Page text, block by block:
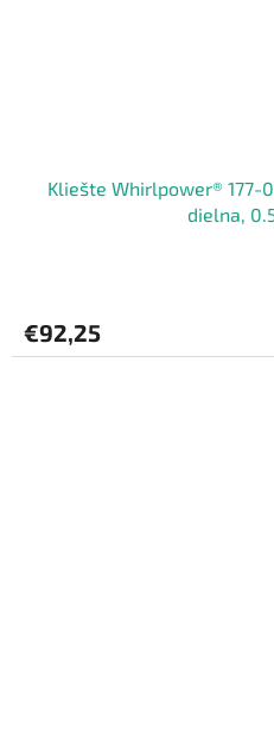
Kliešte Whirlpower® 177-
dielna,
€92,25